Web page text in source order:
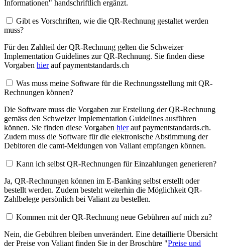
Informationen" handschriftlich ergänzt.
Gibt es Vorschriften, wie die QR-Rechnung gestaltet werden
muss?
Für den Zahlteil der QR-Rechnung gelten die Schweizer
Implementation Guidelines zur QR-Rechnung. Sie finden diese
Vorgaben hierauf paymentstandards.ch
Was muss meine Software für die Rechnungsstellung mit QR-
Rechnungen können?
Die Software muss die Vorgaben zur Erstellung der QR-Rechnung
gemäss den Schweizer Implementation Guidelines ausführen
können. Sie finden diese Vorgaben hierauf paymentstandards.ch.
Zudem muss die Software für die elektronische Abstimmung der
Debitoren die camt-Meldungen von Valiant empfangen können.
Kann ich selbst QR-Rechnungen für Einzahlungen generieren?
Ja, QR-Rechnungen können im E-Banking selbst erstellt oder
bestellt werden. Zudem besteht weiterhin die Möglichkeit QR-
Zahlbelege persönlich bei Valiant zu bestellen.
Kommen mit der QR-Rechnung neue Gebühren auf mich zu?
Nein, die Gebühren bleiben unverändert. Eine detaillierte Übersicht
der Preise von Valiant finden Sie in der Broschüre "Preise und